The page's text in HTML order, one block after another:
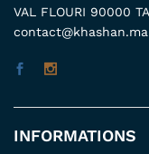
VAL FLOURI 90000
contact@khashan.ma
INFORMATIONS